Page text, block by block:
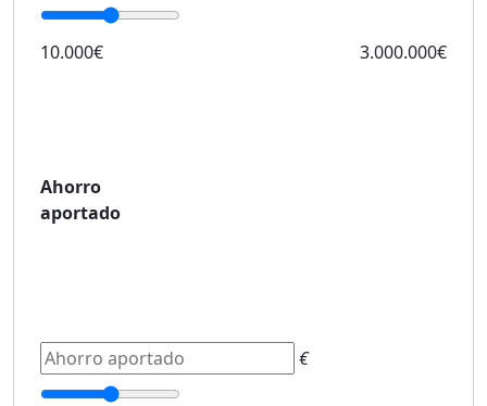
10.000€ 3.000.000€
Ahorro
aportado
€